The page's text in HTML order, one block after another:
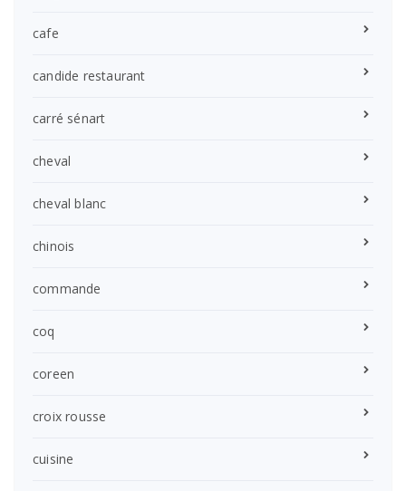
cafe
candide restaurant
carré sénart
cheval
cheval blanc
chinois
commande
coq
coreen
croix rousse
cuisine